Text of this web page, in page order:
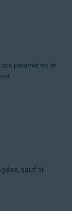
paramètres et
sauf si